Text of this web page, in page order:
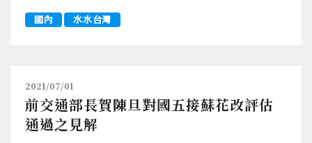
國內 水水台灣
2021/07/01
前交通部長賀陳旦對國五接蘇花改評估
通過之見解